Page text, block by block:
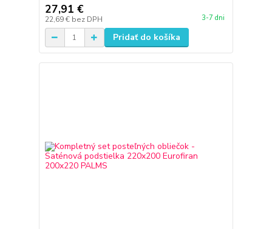
27,91 €
22,69 € bez DPH 3-7 dni
Pridať do košíka